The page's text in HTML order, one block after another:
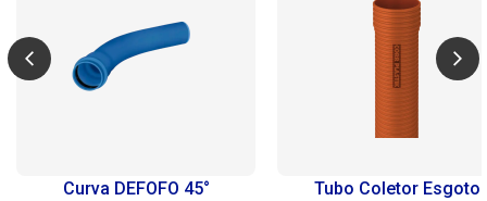
Curva DEFOFO 45°
Tubo Coletor Esgoto